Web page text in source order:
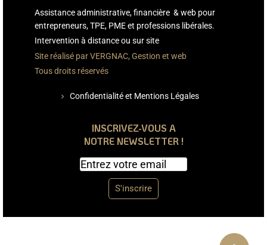
Assistance administrative, financière & web pour
entrepreneurs, TPE, PME et professions libérales.
Intervention à distance ou sur site
Site réalisé par VERGNAC, Gestion et web
Tous droits réservés
chevron_right Confidentialité et Mentions Légales
INSCRIVEZ-VOUS A
NOTRE NEWSLETTER !